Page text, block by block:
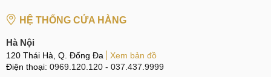
HỆ THỐNG CỬA HÀNG
Hà Nội
120 Thái Hà, Q. Đống Đa
Xem bản đồ
Điện thoại: 0969.120.120 - 037.437.9999